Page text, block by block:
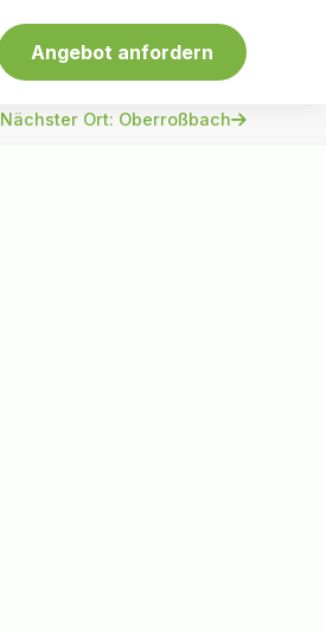
Angebot anfordern
Nächster Ort: Oberroßbach